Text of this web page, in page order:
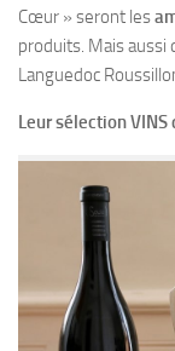
Cœur » seront les
produits. Mais
Languedoc
Leur sélection VINS